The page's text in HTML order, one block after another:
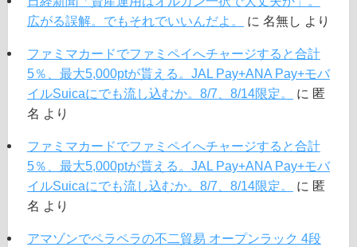
広がる誤解。でもそれでいいんだよ。
に 名無し より
ファミマカードでファミペイへチャージすると合計
5％、最大5,000ptが貰える。JAL Pay+ANA Pay+モバ
イルSuicaにでも流し込むか。8/7、8/14限定。
に 匿
名 より
ファミマカードでファミペイへチャージすると合計
5％、最大5,000ptが貰える。JAL Pay+ANA Pay+モバ
イルSuicaにでも流し込むか。8/7、8/14限定。
に 匿
名 より
アマゾンでペラペラの不二貿易 オープンラック 4段